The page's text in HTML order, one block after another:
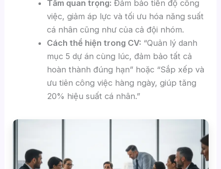
Tầm quan trọng: Đảm bảo tiến độ công
việc, giảm áp lực và tối ưu hóa năng suất
cá nhân cũng như của cả đội nhóm.
Cách thể hiện trong CV: “Quản lý danh
mục 5 dự án cùng lúc, đảm bảo tất cả
hoàn thành đúng hạn” hoặc “Sắp xếp và
ưu tiên công việc hàng ngày, giúp tăng
20% hiệu suất cá nhân.”